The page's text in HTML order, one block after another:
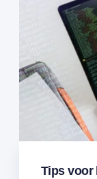
Tips voor